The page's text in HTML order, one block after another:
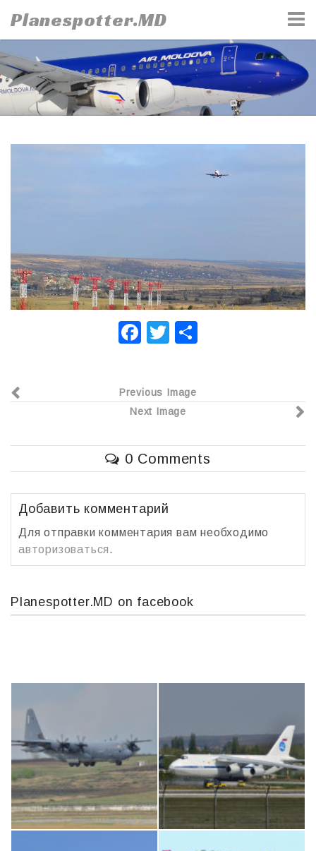
to
content
Planespotter.MD
F
e
b
o
o
k
T
er р
в
и
т
Previous Image
Next Image
0 Comments
Добавить комментарий
Для отправки комментария вам необходимо
авторизоваться.
Planespotter.MD on facebook